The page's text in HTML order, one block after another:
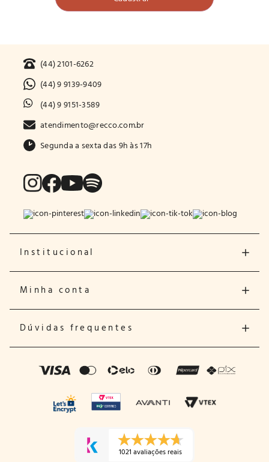
(44) 2101-6262
(44) 9 9139-9409
(44) 9 9151-3589
atendimento@recco.com.br
Segunda a sexta das 9h às 17h
Institucional
Minha conta
Dúvidas frequentes
1021 avaliações reais